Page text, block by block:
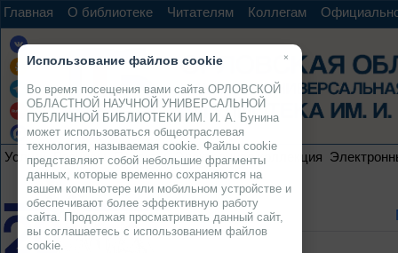
Главная О библиотеке Читателям Коллегам
Услуги Ресурсы Проекты Электронная коллекция
×
Использование файлов cookie
Во время посещения вами сайта ОРЛОВСКОЙ
ОБЛАСТНОЙ НАУЧНОЙ УНИВЕРСАЛЬНОЙ
ПУБЛИЧНОЙ БИБЛИОТЕКИ ИМ. И. А. Бунина
может использоваться общеотраслевая
технология, называемая cookie. Файлы cookie
представляют собой небольшие фрагменты
данных, которые временно сохраняются на
вашем компьютере или мобильном устройстве и
обеспечивают более эффективную работу
сайта. Продолжая просматривать данный сайт,
вы соглашаетесь с использованием файлов
cookie.